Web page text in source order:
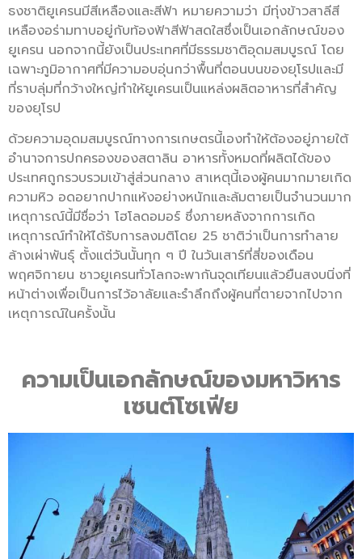
ธงชาติยูเครนมีสีเหลืองและสีฟ้า หมายความว่า มีทุ่งข้าวสาลีสี
เหลืองอร่ามทาบอยู่กับท้องฟ้าสีฟ้าสดใสซึ่งเป็นเอกลักษณ์ของ
ยูเครน นอกจากนี้ยังเป็นประเทศที่มีธรรมชาติอุดมสมบูรณ์ โดย
เฉพาะภูมิอากาศที่มีความอบอุ่นกว่าพื้นที่ตอนบนของยุโรปและมี
ที่ราบลุ่มที่กว้างใหญ่ทำให้ยูเครนเป็นแหล่งผลิตอาหารที่สำคัญ
ของยุโรป
ด้วยความอุดมสมบูรณ์ทางการเกษตรนี้เองทำให้ต้องอยู่ภายใต้
อำนาจการปกครองของสตาลิน อาหารทั้งหมดที่ผลิตได้ของ
ประเทศถูกรวบรวมเข้าสู่ส่วนกลาง สาเหตุนี้เองผู้คนมากมายเกิด
ความหิว อดอยากปากแห้งอย่างหนักและล้มตายเป็นจำนวนมาก
เหตุการณ์นี้มีชื่อว่า โฮโลดอมอร์ ซึ่งภายหลังจากการเกิด
เหตุการณ์ทำให้ได้รับการลงมติโดย 25 ชาติว่าเป็นการทำลาย
ล้างเผ่าพันธุ์ ตั้งแต่วันนั้นทุก ๆ ปี ในวันเสาร์ที่สี่ของเดือน
พฤศจิกายน ชาวยูเครนทั่วโลกจะพากันจุดเทียนแล้วยืนสงบนิ่งที่
หน้าต่างเพื่อเป็นการไว้อาลัยและรำลึกถึงผู้คนที่ตายจากไปจาก
เหตุการณ์ในครั้งนั้น
ความเป็นเอกลักษณ์ของมหาวิหาร
เซนต์โซเฟีย